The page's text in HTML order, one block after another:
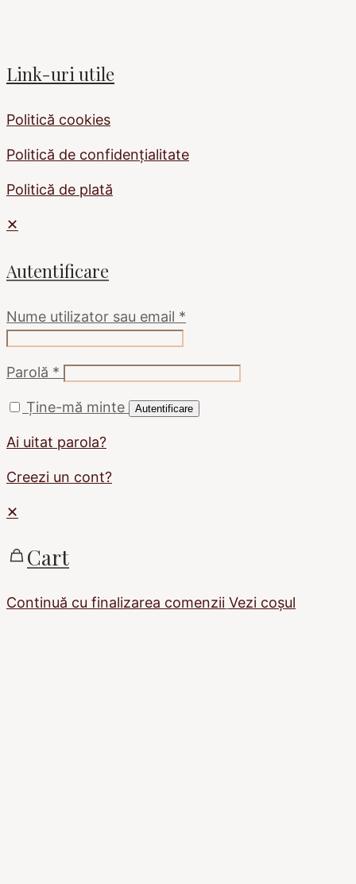
Link-uri utile
Politică cookies
Politică de confidențialitate
Politică de plată
✕
Autentificare
Nume utilizator sau email *
Parolă *
Ține-mă minte Autentificare
Ai uitat parola?
Creezi un cont?
✕
Cart
Continuă cu finalizarea comenzii Vezi coșul